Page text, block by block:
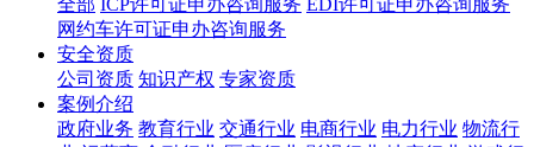
全部 ICP许可证申办咨询服务 EDI许可证申办咨询服务
网约车许可证申办咨询服务
安全资质
公司资质 知识产权 专家资质
案例介绍
政府业务 教育行业 交通行业 电商行业 电力行业 物流行